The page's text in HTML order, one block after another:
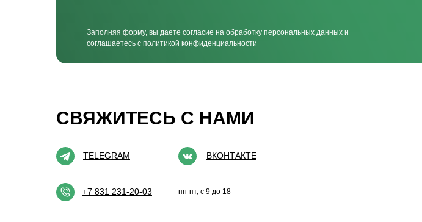
Заполняя форму, вы даете согласие на обработку персональных данных и
соглашаетесь c политикой конфиденциальности
СВЯЖИТЕСЬ С НАМИ
TELEGRAM ВКОНТАКТЕ
+7 831 231-20-03 пн-пт, с 9 до 18